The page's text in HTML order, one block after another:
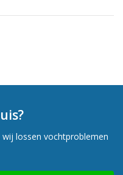
lossen vochtproblemen